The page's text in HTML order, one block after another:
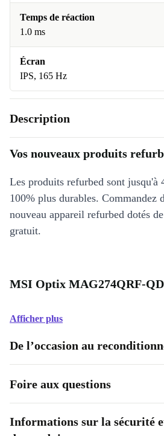
Temps de réaction
1.0 ms
Écran
IPS, 165 Hz
Description
Vos nouveaux produits
Les produits refurbed sont jusqu'à
100% plus durables. Commandez
nouveau appareil refurbed dotés
gratuit.
MSI Optix MAG274QRF-
Afficher plus
De l’occasion au
Foire aux questions
Informations sur la sécurité